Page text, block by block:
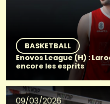
BASKETBALL
Enovos League (H) :
encore les esprits
09/03/2026